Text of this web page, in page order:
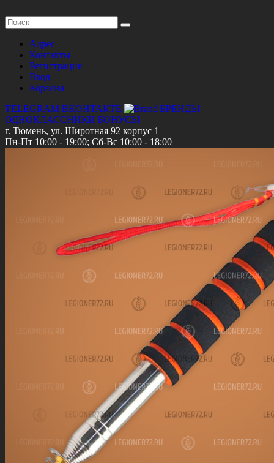
Адрес
Контакты
Регистрация
Вход
Корзина
TELEGRAM ВКОНТАКТЕ
БРЕНДЫ
ОДНОКЛАССНИКИ БОНУСЫ
г. Тюмень, ул. Широтная 92 корпус 1
Пн-Пт 10:00 - 19:00; Сб-Вс 10:00 - 18:00